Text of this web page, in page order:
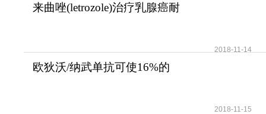
来曲唑(letrozole)治疗乳腺癌耐
2018-11-14
欧狄沃/纳武单抗可使16%的
2018-11-15